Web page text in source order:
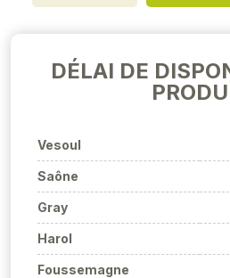
DÉLAI DE
Vesoul
Saône
Gray
Harol
Foussemagne